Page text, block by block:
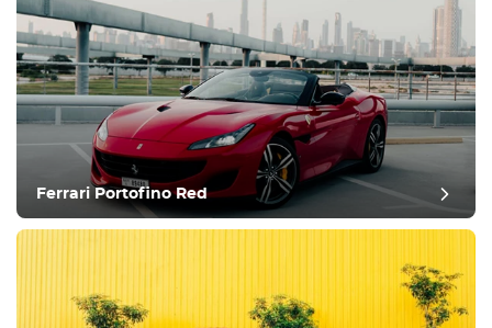
مراجعة آخر
Ferrari Portofino Red